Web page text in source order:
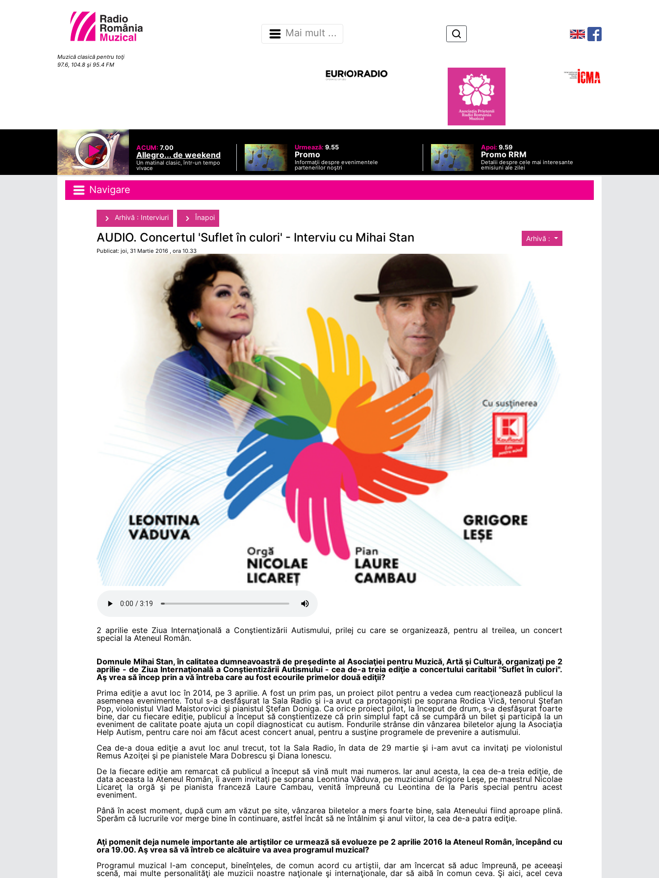
Muzică clasică pentru toţi
97.6, 104.8 şi 95.4 FM
Mai mult ...
ACUM: 7.00
Allegro... de weekend
Un matinal clasic, într-un tempo
vivace
Urmează: 9.55
Promo
Informaţii despre evenimentele
partenerilor noştri
Apoi: 9.59
Promo RRM
Detalii despre cele mai interesante
emisiuni ale zilei
Navigare
Arhivă : Interviuri Înapoi
Arhivă :
AUDIO. Concertul 'Suflet în culori' - Interviu cu Mihai Stan
Publicat: joi, 31 Martie 2016 , ora 10.33
2 aprilie este Ziua Internaţională a Conştientizării Autismului, prilej cu care se organizează, pentru al treilea, un concert
special la Ateneul Român.
Domnule Mihai Stan, în calitatea dumneavoastră de preşedinte al Asociaţiei pentru Muzică, Artă şi Cultură, organizaţi pe 2
aprilie - de Ziua Internaţională a Conştientizării Autismului - cea de-a treia ediţie a concertului caritabil "Suflet în culori".
Aş vrea să încep prin a vă întreba care au fost ecourile primelor două ediţii?
Prima ediţie a avut loc în 2014, pe 3 aprilie. A fost un prim pas, un proiect pilot pentru a vedea cum reacţionează publicul la
asemenea evenimente. Totul s-a desfăşurat la Sala Radio şi i-a avut ca protagonişti pe soprana Rodica Vică, tenorul Ştefan
Pop, violonistul Vlad Maistorovici şi pianistul Ştefan Doniga. Ca orice proiect pilot, la început de drum, s-a desfăşurat foarte
bine, dar cu fiecare ediţie, publicul a început să conştientizeze că prin simplul fapt că se cumpără un bilet şi participă la un
eveniment de calitate poate ajuta un copil diagnosticat cu autism. Fondurile strânse din vânzarea biletelor ajung la Asociaţia
Help Autism, pentru care noi am făcut acest concert anual, pentru a susţine programele de prevenire a autismului.
Cea de-a doua ediţie a avut loc anul trecut, tot la Sala Radio, în data de 29 martie şi i-am avut ca invitaţi pe violonistul
Remus Azoiţei şi pe pianistele Mara Dobrescu şi Diana Ionescu.
De la fiecare ediţie am remarcat că publicul a început să vină mult mai numeros. Iar anul acesta, la cea de-a treia ediţie, de
data aceasta la Ateneul Român, îi avem invitaţi pe soprana Leontina Văduva, pe muzicianul Grigore Leşe, pe maestrul Nicolae
Licareţ la orgă şi pe pianista franceză Laure Cambau, venită împreună cu Leontina de la Paris special pentru acest
eveniment.
Până în acest moment, după cum am văzut pe site, vânzarea biletelor a mers foarte bine, sala Ateneului fiind aproape plină.
Sperăm că lucrurile vor merge bine în continuare, astfel încât să ne întâlnim şi anul viitor, la cea de-a patra ediţie.
Aţi pomenit deja numele importante ale artiştilor ce urmează să evolueze pe 2 aprilie 2016 la Ateneul Român, începând cu
ora 19.00. Aş vrea să vă întreb ce alcătuire va avea programul muzical?
Programul muzical l-am conceput, bineînţeles, de comun acord cu artiştii, dar am încercat să aduc împreună, pe aceeaşi
scenă, mai multe personalităţi ale muzicii noastre naţionale şi internaţionale, dar să aibă în comun ceva. Şi aici, acel ceva